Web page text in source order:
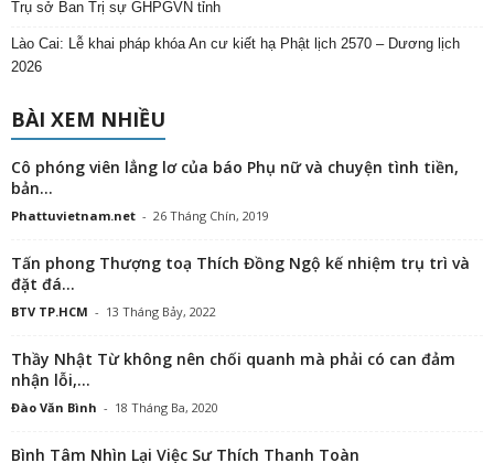
Trụ sở Ban Trị sự GHPGVN tỉnh
Lào Cai: Lễ khai pháp khóa An cư kiết hạ Phật lịch 2570 – Dương lịch
2026
BÀI XEM NHIỀU
Cô phóng viên lẳng lơ của báo Phụ nữ và chuyện tình tiền,
bản...
Phattuvietnam.net - 26 Tháng Chín, 2019
Tấn phong Thượng toạ Thích Đồng Ngộ kế nhiệm trụ trì và
đặt đá...
BTV TP.HCM - 13 Tháng Bảy, 2022
Thầy Nhật Từ không nên chối quanh mà phải có can đảm
nhận lỗi,...
Đào Văn Bình - 18 Tháng Ba, 2020
Bình Tâm Nhìn Lại Việc Sư Thích Thanh Toàn